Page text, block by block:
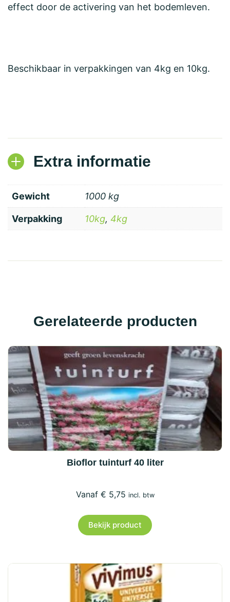
effect door de activering van het bodemleven.
Beschikbaar in verpakkingen van 4kg en 10kg.
Extra informatie
Gewicht 1000 kg
Verpakking 10kg, 4kg
Gerelateerde producten
Bioflor tuinturf 40 liter
€ 5,75 incl. btw
Bekijk product